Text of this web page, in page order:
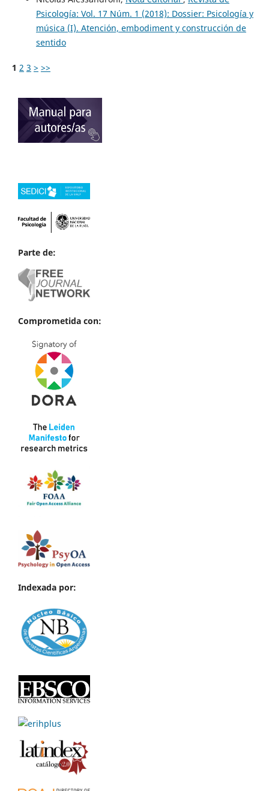
Psicología: Vol. 17 Núm. 1 (2018): Dossier: Psicología y
música (I). Atención, embodiment y construcción de
sentido
1 2 3 > >>
Parte de:
Comprometida con:
Indexada por: